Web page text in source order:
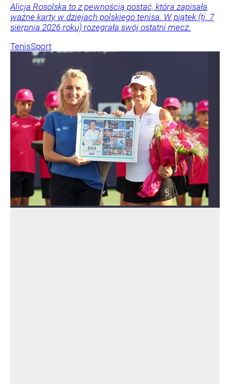
Alicja Rosolska to z pewnością postać, która zapisała
ważne karty w dziejach polskiego tenisa. W piątek (tj. 7
sierpnia 2026 roku) rozegrała swój ostatni mecz.
TenisSport